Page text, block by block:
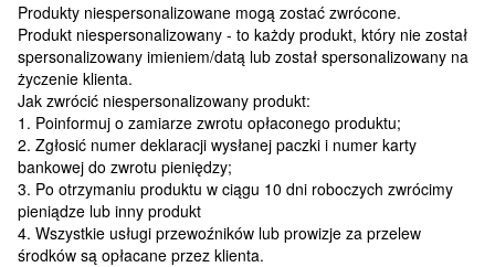
Produkty niespersonalizowane mogą zostać zwrócone.
Produkt niespersonalizowany - to każdy produkt, który nie został
spersonalizowany imieniem/datą lub został spersonalizowany na
życzenie klienta.
Jak zwrócić niespersonalizowany produkt:
1. Poinformuj o zamiarze zwrotu opłaconego produktu;
2. Zgłosić numer deklaracji wysłanej paczki i numer karty
bankowej do zwrotu pieniędzy;
3. Po otrzymaniu produktu w ciągu 10 dni roboczych zwrócimy
pieniądze lub inny produkt
4. Wszystkie usługi przewoźników lub prowizje za przelew
środków są opłacane przez klienta.